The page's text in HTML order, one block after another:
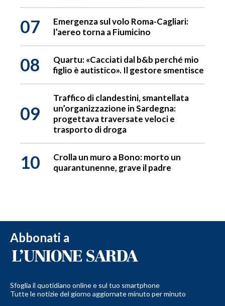
07
Emergenza sul volo Roma-Cagliari:
l’aereo torna a Fiumicino
08
Quartu: «Cacciati dal b&b perché mio
figlio è autistico». Il gestore smentisce
09
Traffico di clandestini, smantellata
un’organizzazione in Sardegna:
progettava traversate veloci e
trasporto di droga
10
Crolla un muro a Bono: morto un
quarantunenne, grave il padre
Abbonati a
Sfoglia il quotidiano online e sul tuo smartphone
Tutte le notizie del giorno aggiornate minuto per minuto